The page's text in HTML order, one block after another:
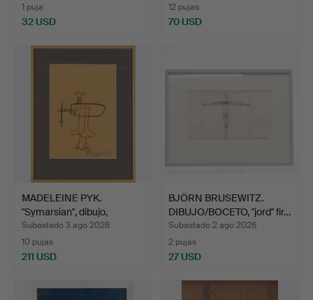
1 puja
32 USD
12 pujas
70 USD
MADELEINE PYK.
"Symarsian", dibujo,
firmad…
Subastado 3 ago 2026
10 pujas
211 USD
BJÖRN BRUSEWITZ.
DIBUJO/BOCETO, "jord" fir…
Subastado 2 ago 2026
2 pujas
27 USD